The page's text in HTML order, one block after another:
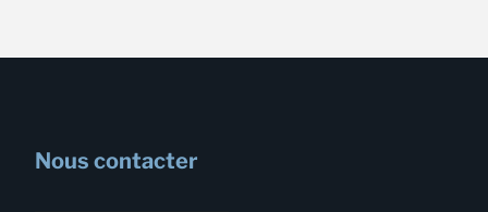
Nous contacter